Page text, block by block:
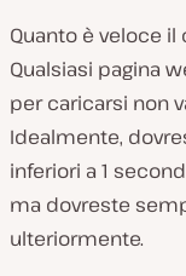
Quanto è veloce
Qualsiasi pagina
per caricarsi non
Idealmente,
inferiori a 1
ma dovreste
ulteriormente.